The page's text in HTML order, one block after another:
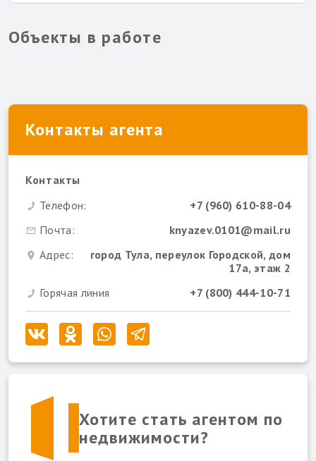
Объекты в работе
Контакты агента
Контакты
Телефон:
+7 (960) 610-88-04
Почта:
knyazev.0101@mail.ru
Адрес:
город Тула, переулок Городской, дом
17а, этаж 2
Горячая линия
+7 (800) 444-10-71
Хотите стать агентом по
недвижимости?